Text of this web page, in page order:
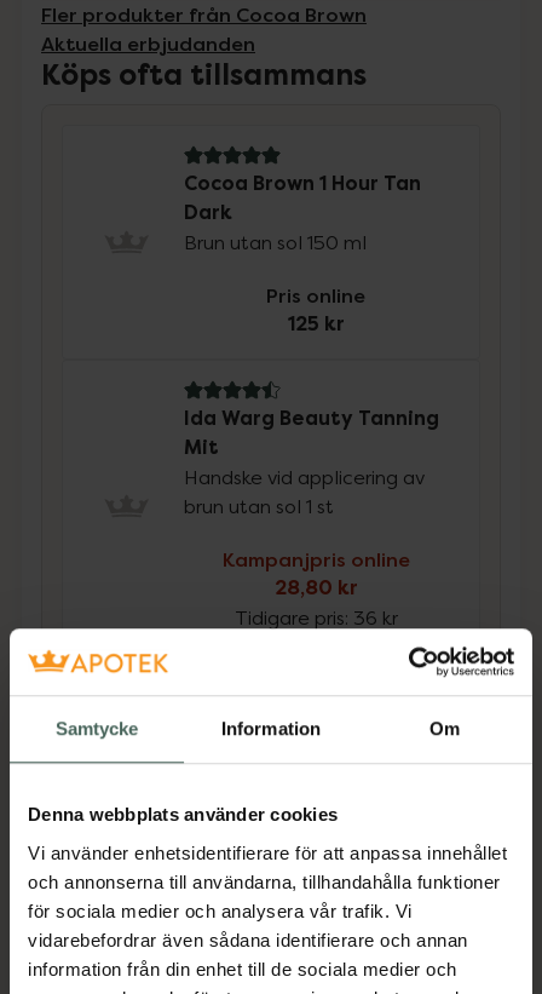
Samtycke Information Om
Denna webbplats använder cookies
Vi använder enhetsidentifierare för att anpassa innehållet
och annonserna till användarna, tillhandahålla funktioner
för sociala medier och analysera vår trafik. Vi
vidarebefordrar även sådana identifierare och annan
information från din enhet till de sociala medier och
Fler produkter från Cocoa Brown
Aktuella erbjudanden
Köps ofta tillsammans
5 av 5 i omdöme
Cocoa Brown 1 Hour Tan
Dark
Brun utan sol 150 ml
Pris online
125 kr
4.5 av 5 i omdöme
Ida Warg Beauty Tanning
Mit
Handske vid applicering av
brun utan sol 1 st
Kampanjpris online
28,80 kr
Tidigare pris: 36 kr
Köp båda för
Beskrivning
Cocoa Brown by Marissa Carter 1 Hour Tan
Dark är en vidareutveckling av 1 Hour Tan
Medium. Tan Dark är för kvinnor som vill ha en
mörkare solbrun färg. Brun utan sol-moussen